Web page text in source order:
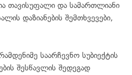
თავისუფალი და სამართლიანი
დაზიანების შემთხვევები,
საარჩევნო სუბიექტის
შესწავლის შედეგად